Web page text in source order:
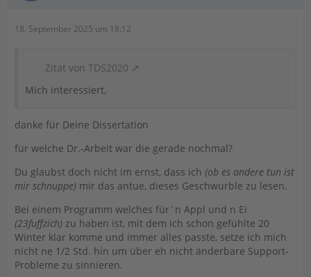
18. September 2025 um 18:12
Zitat von TDS2020
Mich interessiert,
danke für Deine Dissertation
für welche Dr.-Arbeit war die gerade nochmal?
Du glaubst doch nicht im ernst, dass ich (ob es andere tun ist
mir schnuppe) mir das antue, dieses Geschwurble zu lesen.
Bei einem Programm welches für´n Appl und n Ei
(23fuffzich) zu haben ist, mit dem ich schon gefühlte 20
Winter klar komme und immer alles passte, setze ich mich
nicht ne 1/2 Std. hin um über eh nicht änderbare Support-
Probleme zu sinnieren.